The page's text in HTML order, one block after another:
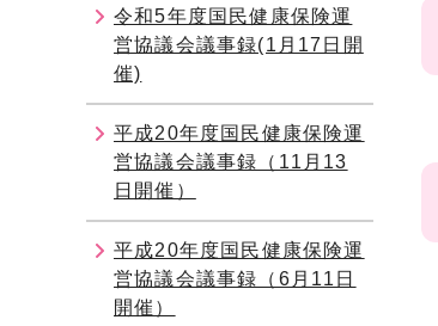
令和5年度国民健康保険運
営協議会議事録(1月17日開
催)
平成20年度国民健康保険運
営協議会議事録（11月13
日開催）
平成20年度国民健康保険運
営協議会議事録（6月11日
開催）